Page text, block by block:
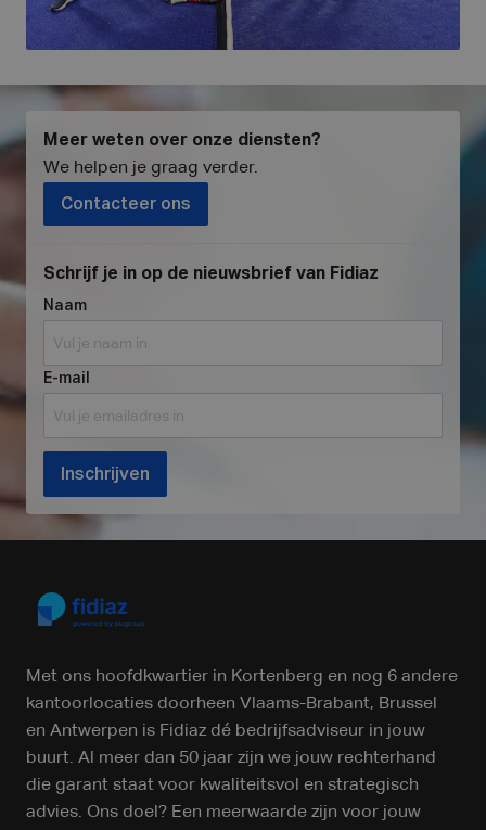
Meer weten over onze diensten?
We helpen je graag verder.
Contacteer ons
Schrijf je in op de nieuwsbrief van Fidiaz
Naam
E-mail
Inschrijven
Met ons hoofdkwartier in Kortenberg en nog 6 andere
kantoorlocaties doorheen Vlaams-Brabant, Brussel
en Antwerpen is Fidiaz dé bedrijfsadviseur in jouw
buurt. Al meer dan 50 jaar zijn we jouw rechterhand
die garant staat voor kwaliteitsvol en strategisch
advies. Ons doel? Een meerwaarde zijn voor jouw